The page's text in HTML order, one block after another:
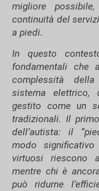
migliore
continuità del
a piedi.
In questo
fondamentali che
complessità
sistema elettrico,
gestito come un
tradizionali. Il
dell’autista: il
modo
virtuosi riescono
mentre chi è
può ridurne